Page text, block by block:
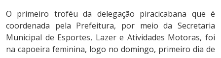
O primeiro troféu da delegação piracicabana que é
coordenada pela Prefeitura, por meio da Secretaria
Municipal de Esportes, Lazer e Atividades Motoras, foi
na capoeira feminina, logo no domingo, primeiro dia de